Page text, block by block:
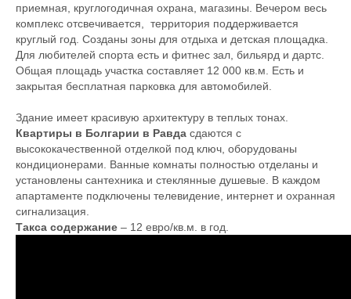
приемная, круглогодичная охрана, магазины. Вечером весь
комплекс отсвечивается, территория поддерживается
круглый год. Созданы зоны для отдыха и детская площадка.
Для любителей спорта есть и фитнес зал, бильярд и дартс.
Общая площадь участка составляет 12 000 кв.м. Есть и
закрытая бесплатная парковка для автомобилей.
Здание имеет красивую архитектуру в теплых тонах.
Квартиры в Болгарии в Равда сдаются с
высококачественной отделкой под ключ, оборудованы
кондиционерами. Ванные комнаты полностью отделаны и
установлены сантехника и стеклянные душевые. В каждом
апартаменте подключены телевидение, интернет и охранная
сигнализация.
Такса содержание – 12 евро/кв.м. в год.